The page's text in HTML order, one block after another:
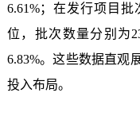
6.61%；在发行项目
位 ，批次数量分别为
6.83%。这些数据直观
投入布局。